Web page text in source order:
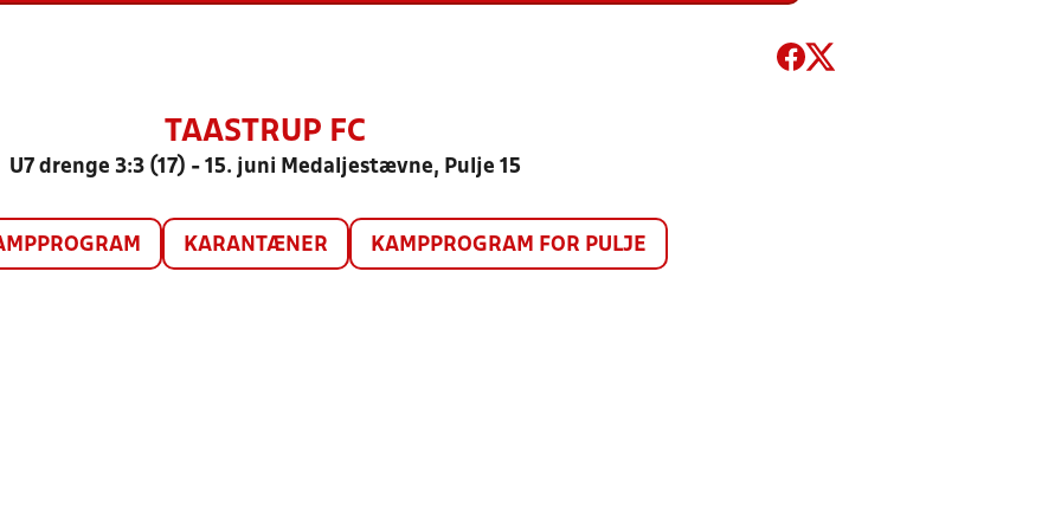
TAASTRUP FC
U7 drenge 3:3 (17) - 15. juni Medaljestævne, Pulje 15
KARANTÆNER KAMPPROGRAM FOR PULJE